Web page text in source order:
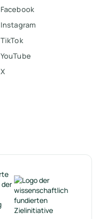
Facebook
Instagram
TikTok
YouTube
X